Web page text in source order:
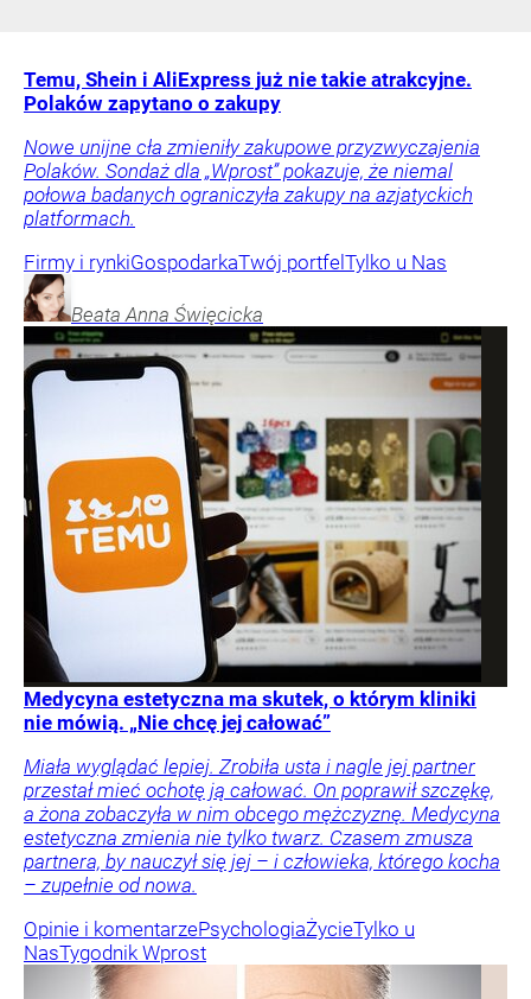
Temu, Shein i AliExpress już nie takie atrakcyjne.
Polaków zapytano o zakupy
Nowe unijne cła zmieniły zakupowe przyzwyczajenia
Polaków. Sondaż dla „Wprost” pokazuje, że niemal
połowa badanych ograniczyła zakupy na azjatyckich
platformach.
Firmy i rynkiGospodarkaTwój portfel Tylko u Nas
Beata Anna Święcicka
Medycyna estetyczna ma skutek, o którym kliniki
nie mówią. „Nie chcę jej całować”
Miała wyglądać lepiej. Zrobiła usta i nagle jej partner
przestał mieć ochotę ją całować. On poprawił szczękę,
a żona zobaczyła w nim obcego mężczyznę. Medycyna
estetyczna zmienia nie tylko twarz. Czasem zmusza
partnera, by nauczył się jej – i człowieka, którego kocha
– zupełnie od nowa.
Opinie i komentarzePsychologiaŻycieTylko u
NasTygodnik Wprost